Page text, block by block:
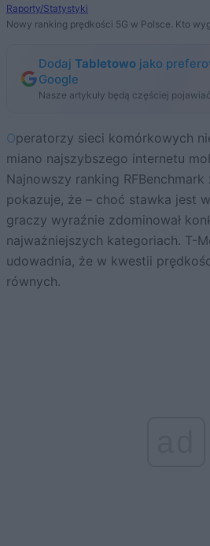
Raporty/Statystyki
Nowy ranking prędkości 5G w Polsce. Kto
Dodaj Tabletowo jako
Google
Nasze artykuły będą częściej
Operatorzy sieci komórkowych nieustannie rywalizują o
miano najszybszego internetu
Najnowszy ranking
pokazuje, że – choć stawka jest
graczy wyraźnie zdominował
najważniejszych kategoriach. T-
udowadnia, że w kwestii
równych.